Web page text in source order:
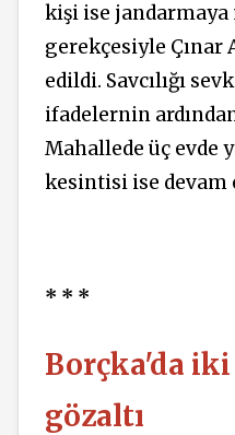
kişi ise
gerekçesiyle Çınar
edildi. Savcılığı
ifadelernin
Mahallede üç evde
kesintisi ise devam
* * *
Borçka'da
gözaltı